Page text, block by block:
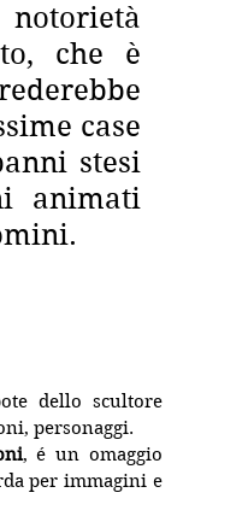
che è
case
stesi
animati
dello scultore
personaggi.
, é un omaggio
per immagini e